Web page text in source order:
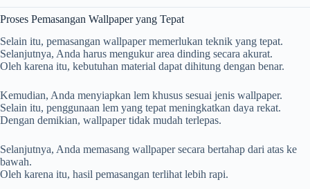
Proses Pemasangan Wallpaper yang Tepat
Selain itu, pemasangan wallpaper memerlukan teknik yang tepat.
Selanjutnya, Anda harus mengukur area dinding secara akurat.
Oleh karena itu, kebutuhan material dapat dihitung dengan benar.
Kemudian, Anda menyiapkan lem khusus sesuai jenis wallpaper.
Selain itu, penggunaan lem yang tepat meningkatkan daya rekat.
Dengan demikian, wallpaper tidak mudah terlepas.
Selanjutnya, Anda memasang wallpaper secara bertahap dari atas ke
bawah.
Oleh karena itu, hasil pemasangan terlihat lebih rapi.